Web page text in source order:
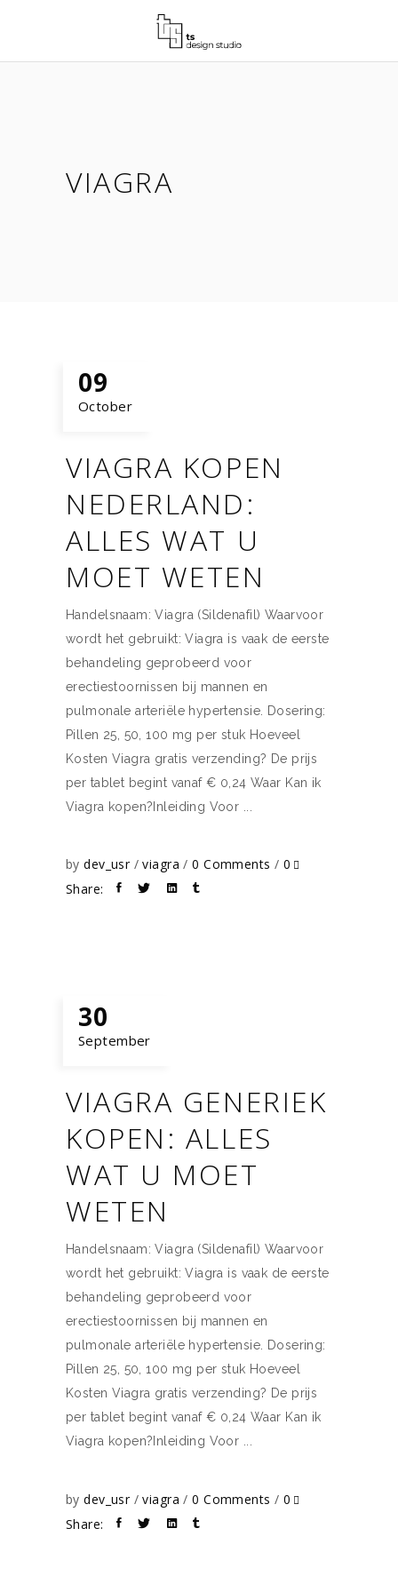
VIAGRA
09
October
VIAGRA KOPEN
NEDERLAND:
ALLES WAT U
MOET WETEN
Handelsnaam: Viagra (Sildenafil) Waarvoor
wordt het gebruikt: Viagra is vaak de eerste
behandeling geprobeerd voor
erectiestoornissen bij mannen en
pulmonale arteriële hypertensie. Dosering:
Pillen 25, 50, 100 mg per stuk Hoeveel
Kosten Viagra gratis verzending? De prijs
per tablet begint vanaf € 0,24 Waar Kan ik
Viagra kopen? ​​​​​​​ Inleiding Voor
bydev_usr viagra 0 Comments
0
Share:
30
September
VIAGRA GENERIEK
KOPEN: ALLES
WAT U MOET
WETEN
Handelsnaam: Viagra (Sildenafil) Waarvoor
wordt het gebruikt: Viagra is vaak de eerste
behandeling geprobeerd voor
erectiestoornissen bij mannen en
pulmonale arteriële hypertensie. Dosering:
Pillen 25, 50, 100 mg per stuk Hoeveel
Kosten Viagra gratis verzending? De prijs
per tablet begint vanaf € 0,24 Waar Kan ik
Viagra kopen? ​​​​​​​ Inleiding Voor
bydev_usr viagra 0 Comments
0
Share: